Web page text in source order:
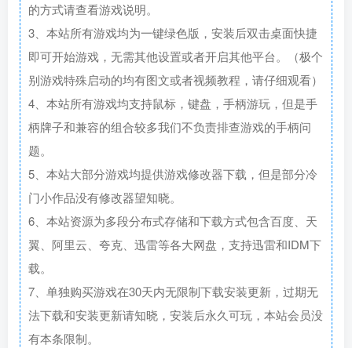
的方式请查看游戏说明。
3、本站所有游戏均为一键绿色版，安装后双击桌面快捷
即可开始游戏，无需其他设置或者开启其他平台。（极个
别游戏特殊启动的均有图文或者视频教程，请仔细观看）
4、本站所有游戏均支持鼠标，键盘，手柄游玩，但是手
柄牌子和兼容的组合较多我们不负责排查游戏的手柄问
题。
5、本站大部分游戏均提供游戏修改器下载，但是部分冷
门小作品没有修改器望知晓。
6、本站资源为多段分布式存储和下载方式包含百度、天
翼、阿里云、夸克、迅雷等各大网盘，支持迅雷和IDM下
载。
7、单独购买游戏在30天内无限制下载安装更新，过期无
法下载和安装更新请知晓，安装后永久可玩，本站会员没
有本条限制。